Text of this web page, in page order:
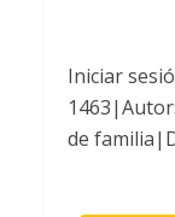
Iniciar
de